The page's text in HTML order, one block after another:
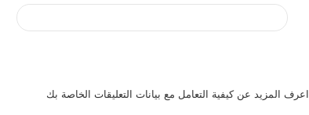
اعرف المزيد عن كيفية التعامل مع بيانات التعليقات الخاصة بك